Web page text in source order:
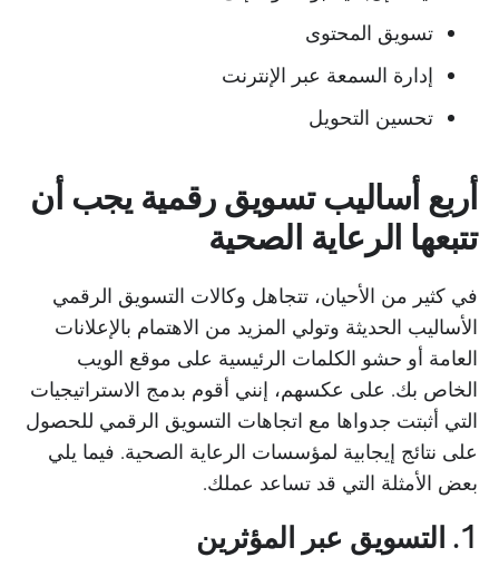
تسويق المحتوى
إدارة السمعة عبر الإنترنت
تحسين التحويل
أربع أساليب تسويق رقمية يجب أن
تتبعها الرعاية الصحية
في كثير من الأحيان، تتجاهل وكالات التسويق الرقمي
الأساليب الحديثة وتولي المزيد من الاهتمام بالإعلانات
العامة أو حشو الكلمات الرئيسية على موقع الويب
الخاص بك. على عكسهم، إنني أقوم بدمج الاستراتيجيات
التي أثبتت جدواها مع اتجاهات التسويق الرقمي للحصول
على نتائج إيجابية لمؤسسات الرعاية الصحية. فيما يلي
بعض الأمثلة التي قد تساعد عملك.
1. التسويق عبر المؤثرين